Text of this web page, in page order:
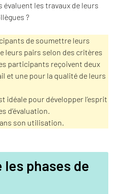
les travaux de leurs
?
de soumettre leurs
leurs pairs selon des critères
participants reçoivent deux
et une pour la qualité de leurs
idéale pour développer l’esprit
d’évaluation.
son utilisation.
phases de